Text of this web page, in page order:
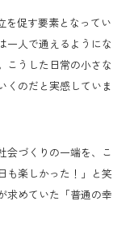
を促す要素となってい
一人で通えるようにな
こうした日常の小さな
くのだと実感していま
会づくりの一端を、こ
も楽しかった！」と笑
求めていた「普通の幸